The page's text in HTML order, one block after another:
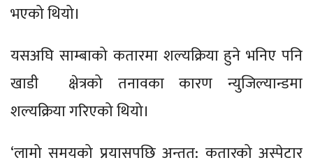
भएको थियो।
यसअघि साम्बाको कतारमा शल्यक्रिया हुने भनिए पनि
खाडी क्षेत्रको तनावका कारण न्युजिल्यान्डमा
शल्यक्रिया गरिएको थियो।
‘लामो समयको प्रयासपछि अन्तत: कतारको अस्पेटार